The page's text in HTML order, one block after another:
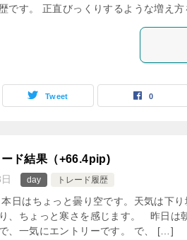
です。 正直びっくりするような増え
Tweet 0
ド結果（+66.4pip)
day トレード履歴
日はちょっと曇り空です。天気は下
、ちょっと寒さを感じます。 昨日は
、一気にエントリーです。 で、 […]